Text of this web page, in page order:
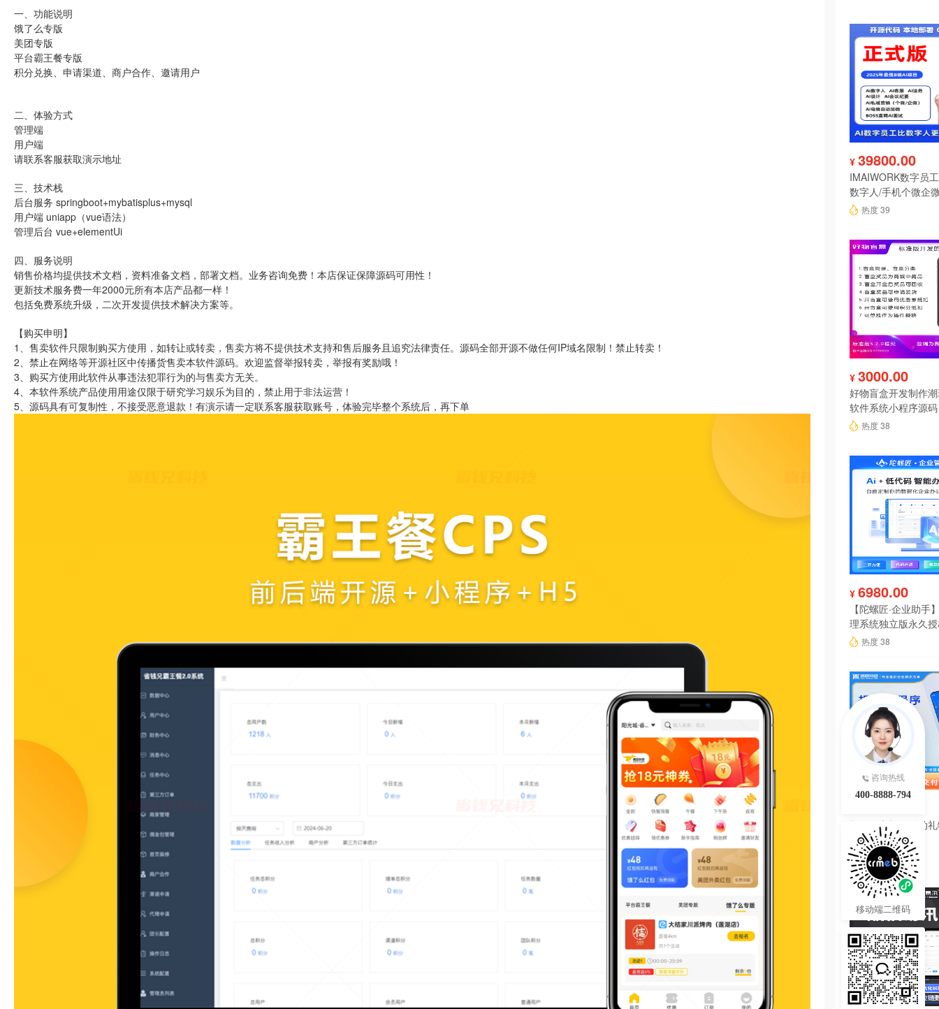
一、功能说明
饿了么专版
美团专版
平台霸王餐专版
积分兑换、申请渠道、商户合作、邀请用户
二、体验方式
管理端
用户端
请联系客服获取演示地址
三、技术栈
后台服务 springboot+mybatisplus+mysql
用户端 uniapp（vue语法）
管理后台 vue+elementUi
四、服务说明
销售价格均提供技术文档，资料准备文档，部署文档。业务咨询免费！本店保证保障源码可用性！
更新技术服务费一年2000元所有本店产品都一样！
包括免费系统升级，二次开发提供技术解决方案等。
【购买申明】
1、售卖软件只限制购买方使用，如转让或转卖，售卖方将不提供技术支持和售后服务且追究法律责任。源码全部开源不做任何IP域名限制！禁止转卖！
2、禁止在网络等开源社区中传播货售卖本软件源码。欢迎监督举报转卖，举报有奖励哦！
3、购买方使用此软件从事违法犯罪行为的与售卖方无关。
4、本软件系统产品使用用途仅限于研究学习娱乐为目的，禁止用于非法运营！
5、源码具有可复制性，不接受恶意退款！有演示请一定联系客服获取账号，体验完毕整个系统后，再下单
¥ 39800.00
IMAIWORK数字员
数字人/手机个微企
陪练/电销/客服/法
热度 39
¥ 3000.00
好物盲盒开发制作
软件系统小程序源码
热度 38
¥ 6980.00
【陀螺匠·企业助手
理系统独立版永久
热度 38
投票分享报名活动
序系统源码
热度 37
咨询热线
400-8888-794
移动端二维码